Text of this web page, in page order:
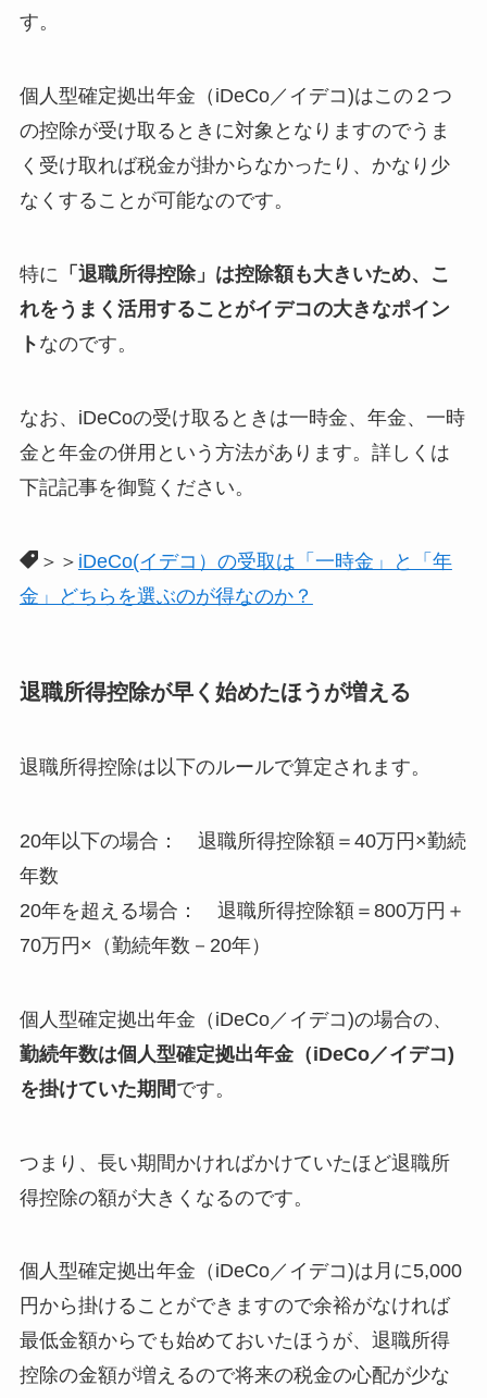
す。
個人型確定拠出年金（iDeCo／イデコ)はこの２つ
の控除が受け取るときに対象となりますのでうま
く受け取れば税金が掛からなかったり、かなり少
なくすることが可能なのです。
特に 「退職所得控除」は控除額も大きいため、こ
れをうまく活用することがイデコの大きなポイン
ト なのです。
なお、iDeCoの受け取るときは一時金、年金、一時
金と年金の併用という方法があります。詳しくは
下記記事を御覧ください。
＞＞ iDeCo(イデコ）の受取は「一時金」と「年
金」どちらを選ぶのが得なのか？
退職所得控除が早く始めたほうが増える
退職所得控除は以下のルールで算定されます。
20年以下の場合： 退職所得控除額＝40万円×勤続
年数
20年を超える場合： 退職所得控除額＝800万円＋
70万円×（勤続年数－20年）
個人型確定拠出年金（iDeCo／イデコ)の場合の、
勤続年数は個人型確定拠出年金（iDeCo／イデコ)
を掛けていた期間です。
つまり、 長い期間かければかけていたほど退職所
得控除の額が大きくなるのです。
個人型確定拠出年金（iDeCo／イデコ)は月に5,000
円から掛けることができますので余裕がなければ
最低金額からでも始めておいたほうが、退職所得
控除の金額が増えるので将来の税金の心配が少な